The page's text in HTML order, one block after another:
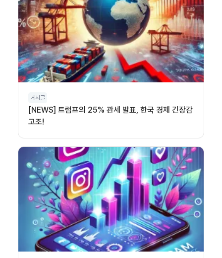
게시글
[NEWS] 트럼프의 25% 관세 발표, 한국 경제 긴장감
고조!